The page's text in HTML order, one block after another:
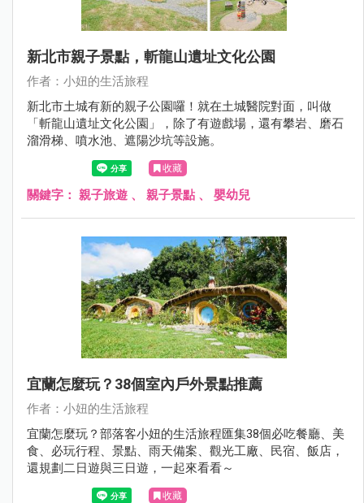
新北市親子景點，斬龍山遺址文化公園
作者：小妞的生活旅程
新北市土城有新的親子公園囉！就在土城醫院對面，叫做
「斬龍山遺址文化公園」，除了有遊戲場，還有攀岩、磨石
溜滑梯、噴水池、遮陽沙坑等設施。
收藏
關鍵字： 親子旅遊 、 親子景點 、 嬰幼兒
宜蘭怎麼玩？38個室內戶外景點推薦
作者：小妞的生活旅程
宜蘭怎麼玩？部落客小妞的生活旅程匯集38個必吃餐廳、美
食、必玩行程、景點、雨天備案、觀光工廠、民宿、飯店，
還規劃二日遊與三日遊，一起來看看～
收藏